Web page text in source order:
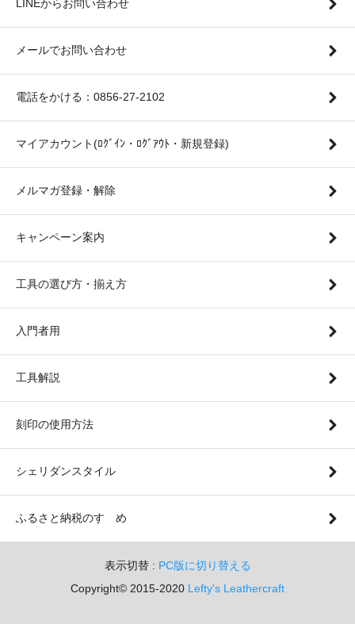
LINEからお問い合わせ
メールでお問い合わせ
電話をかける：0856-27-2102
マイアカウント(ﾛｸﾞｲﾝ・ﾛｸﾞｱｳﾄ・新規登録)
メルマガ登録・解除
キャンペーン案内
工具の選び方・揃え方
入門者用
工具解説
刻印の使用方法
シェリダンスタイル
ふるさと納税のすゝめ
表示切替 : PC版に切り替える
Copyright© 2015-2020 Lefty's Leathercraft